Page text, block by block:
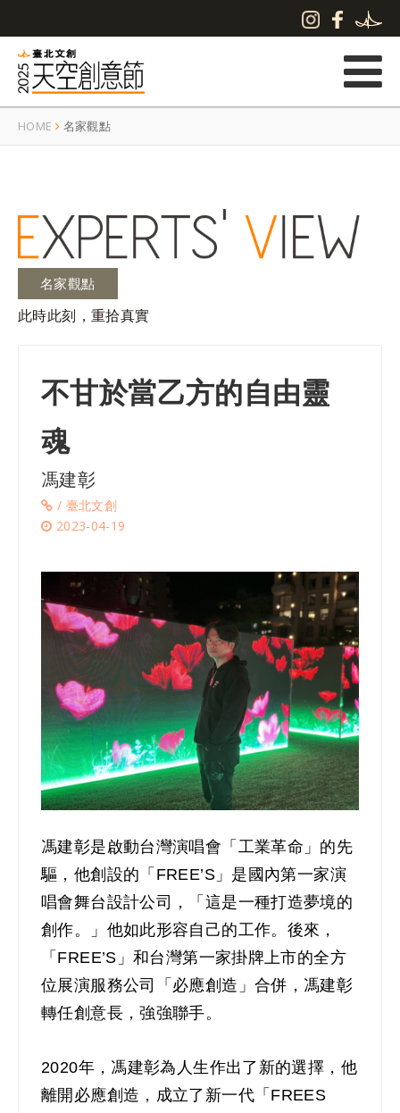
HOME 名家觀點
名家觀點
此時此刻，重拾真實
不甘於當乙方的自由靈
魂
馮建彰
/ 臺北文創
2023-04-19
馮建彰是啟動台灣演唱會「工業革命」的先
驅，他創設的「FREE’S」是國內第一家演
唱會舞台設計公司，「這是一種打造夢境的
創作。」他如此形容自己的工作。後來，
「FREE’S」和台灣第一家掛牌上市的全方
位展演服務公司「必應創造」合併，馮建彰
轉任創意長，強強聯手。
2020年，馮建彰為人生作出了新的選擇，他
離開必應創造，成立了新一代「FREES